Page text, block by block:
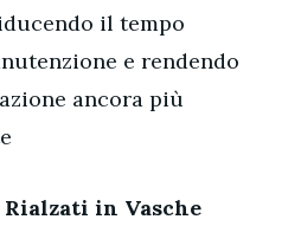
il tempo
e rendendo
ancora più
in Vasche